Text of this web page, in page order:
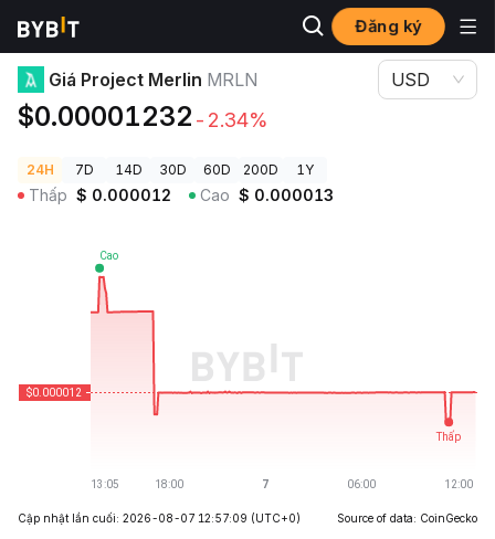
Đăng ký
Giá Tiền Điện Tử
Giá Project Merlin MRLN
$0.00001232 -2.34%
USD
24H 7D 14D 30D 60D 200D 1Y
Thấp $ 0.000012 Cao $ 0.000013
Cập nhật lần cuối: 2026-08-07 12:57:09 (UTC+0) Source of data: CoinGecko